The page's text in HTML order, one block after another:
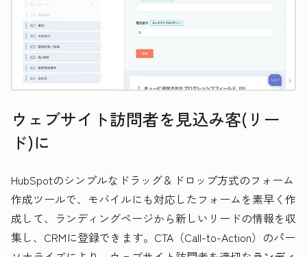
ウェブサイト訪問者を見込み客(リー
ド)に
HubSpotのシンプルなドラッグ＆ドロップ方式のフォーム
作成ツールで、モバイルにも対応したフォームを素早く作
成して、ランディングページから新しいリードの情報を収
集し、CRMに登録できます。CTA（Call-to-Action）のパー